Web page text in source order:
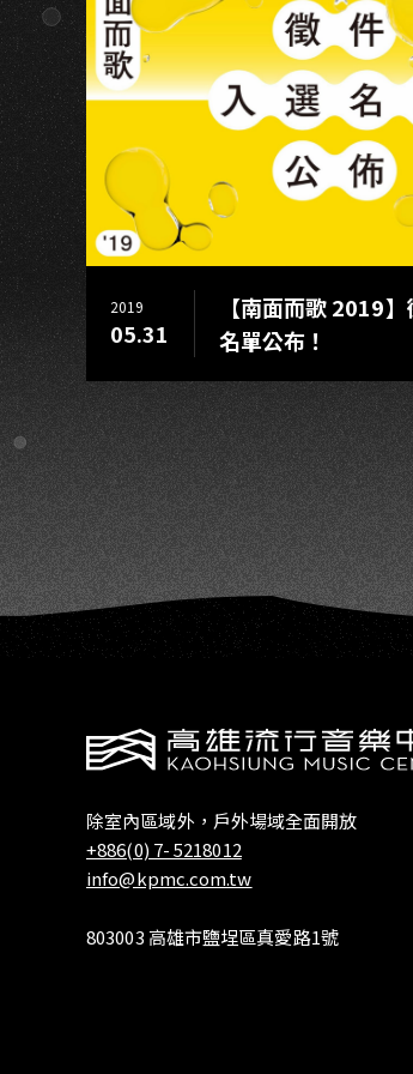
2019
05.31
【南面而歌 2019
名單公布！
除室內區域外，戶外場域全面開放
+886(0) 7- 5218012
info@kpmc.com.tw
803003 高雄市鹽埕區真愛路1號